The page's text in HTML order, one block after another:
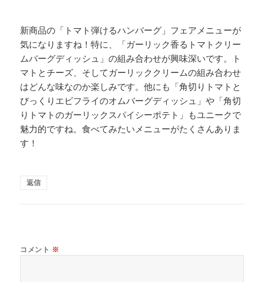
新商品の「トマト弾けるハンバーグ」フェアメニューが
気になりますね！特に、「ガーリック香るトマトクリー
ムバーグディッシュ」の組み合わせが興味深いです。ト
マトとチーズ、そしてガーリッククリームの組み合わせ
はどんな味なのか楽しみです。他にも「角切りトマトと
びっくりエビフライのオムバーグディッシュ」や「角切
りトマトのガーリックスパイシーポテト」もユニークで
魅力的ですね。食べてみたいメニューがたくさんありま
す！
返信
コメント ※